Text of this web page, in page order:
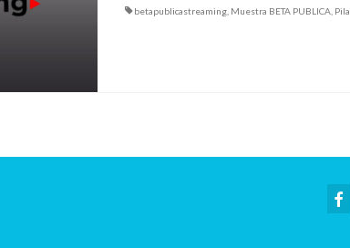
betapublicastreaming, Muestra BETA PUBLICA